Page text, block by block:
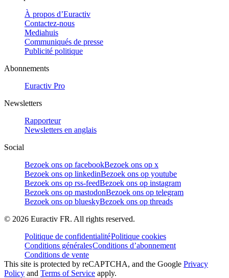
À propos d’Euractiv
Contactez-nous
Mediahuis
Communiqués de presse
Publicité politique
Abonnements
Euractiv Pro
Newsletters
Rapporteur
Newsletters en anglais
Social
Bezoek ons op facebookBezoek ons op x
Bezoek ons op linkedinBezoek ons op youtube
Bezoek ons op rss-feedBezoek ons op instagram
Bezoek ons op mastodonBezoek ons op telegram
Bezoek ons op blueskyBezoek ons op threads
© 2026 Euractiv FR. All rights reserved.
Politique de confidentialitéPolitique cookies
Conditions généralesConditions d’abonnement
Conditions de vente
This site is protected by reCAPTCHA, and the Google Privacy
Policy and Terms of Service apply.